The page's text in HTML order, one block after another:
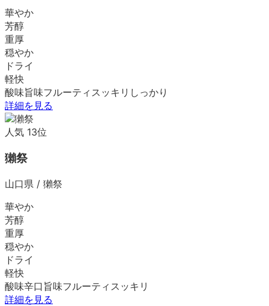
華やか
芳醇
重厚
穏やか
ドライ
軽快
酸味旨味フルーティ スッキリ しっかり
詳細を見る
人気 13位
獺祭
山口県 / 獺祭
華やか
芳醇
重厚
穏やか
ドライ
軽快
酸味辛口 旨味フルーティ スッキリ
詳細を見る